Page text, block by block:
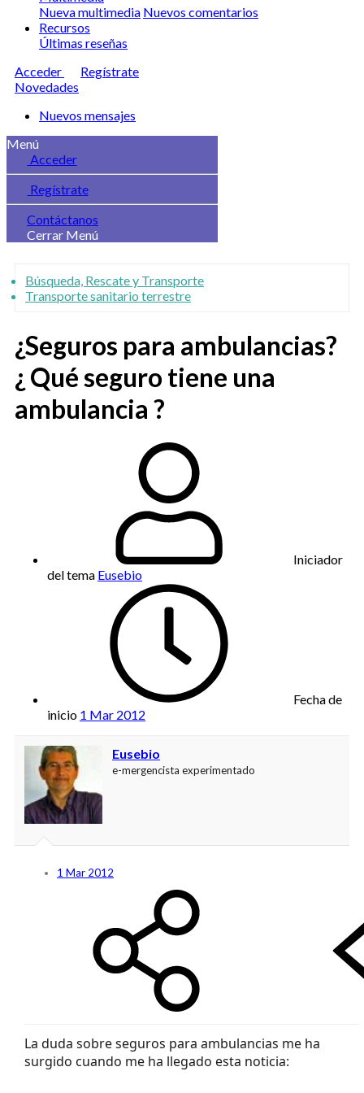
Nueva multimedia Nuevos comentarios
Recursos
Últimas reseñas
Acceder
Regístrate
Novedades
Nuevos mensajes
Menú
Acceder
Regístrate
Contáctanos
Cerrar Menú
Búsqueda, Rescate y Transporte
Transporte sanitario terrestre
¿Seguros para ambulancias?
¿ Qué seguro tiene una
ambulancia ?
Iniciador
del tema Eusebio
Fecha de
inicio 1 Mar 2012
Eusebio
e-mergencista experimentado
1 Mar 2012
La duda sobre seguros para ambulancias me ha
surgido cuando me ha llegado esta noticia: